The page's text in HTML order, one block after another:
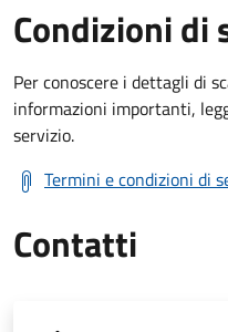
Condizioni di
Per conoscere i dettagli di
informazioni importanti,
servizio.
Termini e condizioni di
Contatti